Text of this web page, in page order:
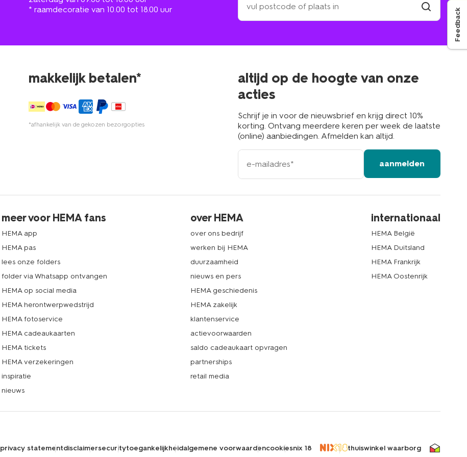
* raamdecoratie van 10.00 tot 18.00 uur
een
winkel
in
makkelijk betalen*
*afhankelijk van de gekozen bezorgopties
altijd op de hoogte van onze
acties
Schrijf je in voor de nieuwsbrief en krijg direct 10%
korting. Ontvang meerdere keren per week de laatste
(online) aanbiedingen. Afmelden kan altijd.
e-
mailadres
aanmelden
meer voor HEMA fans
HEMA app
HEMA pas
lees onze folders
folder via Whatsapp ontvangen
HEMA op social media
HEMA herontwerpwedstrijd
HEMA fotoservice
HEMA cadeaukaarten
HEMA tickets
HEMA verzekeringen
inspiratie
nieuws
over HEMA
over ons bedrijf
werken bij HEMA
duurzaamheid
nieuws en pers
HEMA geschiedenis
HEMA zakelijk
klantenservice
actievoorwaarden
saldo cadeaukaart opvragen
partnerships
retail media
internationaal
HEMA België
HEMA Duitsland
HEMA Frankrijk
HEMA Oostenrijk
privacy statementdisclaimersecuritytoegankelijkheidalgemene voorwaardencookiesnix 18 thuiswinkel waarborg
Feedback